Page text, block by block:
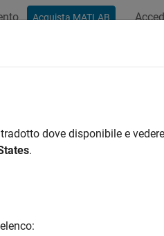
Acquista MATLAB
How
dove disponibile e
.